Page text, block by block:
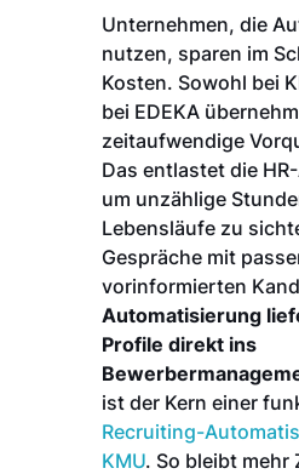
Unternehmen, die
nutzen, sparen im
Kosten. Sowohl bei
bei EDEKA
zeitaufwendige
Das entlastet die
um unzählige
Lebensläufe zu
Gespräche mit
vorinformierten
Automatisierung
Profile direkt ins
ist der Kern einer
Recruiting-
KMU. So bleibt mehr